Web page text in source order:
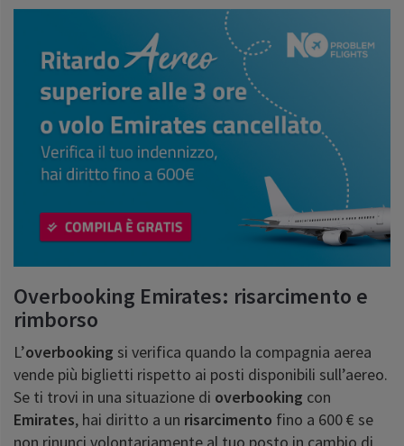
Overbooking Emirates: risarcimento e
rimborso
L’overbooking si verifica quando la compagnia aerea
vende più biglietti rispetto ai posti disponibili sull’aereo.
Se ti trovi in una situazione di overbooking con
Emirates, hai diritto a un risarcimento fino a 600 € se